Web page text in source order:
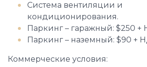
Система вентиляции и
кондиционирования.
Паркинг – гаражный: $250 +
Паркинг – наземный: $90 +
Коммерческие условия: